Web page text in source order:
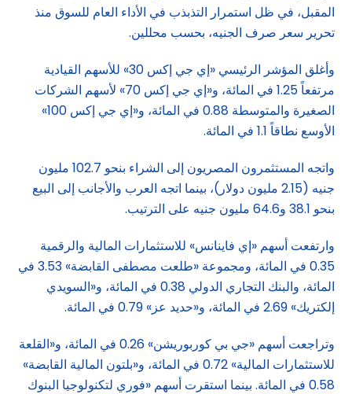
المقبل، في ظل استمرار التذبذب في الأداء العام للسوق منذ
تحرير سعر صرف الجنيه، بحسب محللين.
وأغلق المؤشر الرئيسي «إي جي إكس 30» للأسهم القيادية
مرتفعاً 1.25 في المائة، و«إي جي إكس 70» لأسهم الشركات
الصغيرة والمتوسطة 0.88 في المائة، و«إي جي إكس 100»
الأوسع نطاقاً 1.1 في المائة.
واتجه المستثمرون المصريون إلى الشراء بنحو 102.7 مليون
جنيه (2.15 مليون دولار)، بينما اتجه العرب والأجانب إلى البيع
بنحو 38.1 و64.6 مليون جنيه على الترتيب.
وارتفعت أسهم «إي فاينانس» للاستثمارات المالية والرقمية
0.35 في المائة، ومجموعة «طلعت مصطفى القابضة» 3.53 في
المائة، والبنك التجاري الدولي 0.38 في المائة، و«السويدي
إلكتريك» 2.69 في المائة، و«حديد عز» 0.79 في المائة.
وتراجعت أسهم «جي بي كوربوريشن» 0.26 في المائة، و«القلعة
للاستثمارات المالية» 0.72 في المائة، و«بلتون المالية القابضة»
0.58 في المائة. بينما استقرت أسهم «فوري لتكنولوجيا البنوك